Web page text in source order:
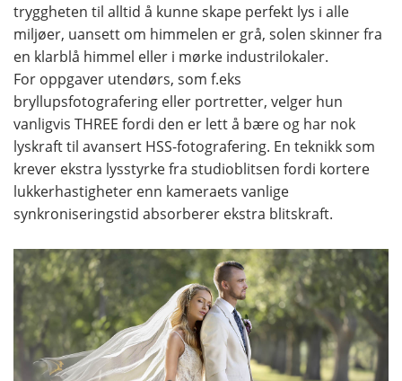
tryggheten til alltid å kunne skape perfekt lys i alle
miljøer, uansett om himmelen er grå, solen skinner fra
en klarblå himmel eller i mørke industrilokaler.
For oppgaver utendørs, som f.eks
bryllupsfotografering eller portretter, velger hun
vanligvis THREE fordi den er lett å bære og har nok
lyskraft til avansert HSS-fotografering. En teknikk som
krever ekstra lysstyrke fra studioblitsen fordi kortere
lukkerhastigheter enn kameraets vanlige
synkroniseringstid absorberer ekstra blitskraft.